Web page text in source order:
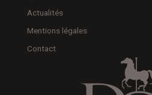
Actualités
Mentions légales
Contact